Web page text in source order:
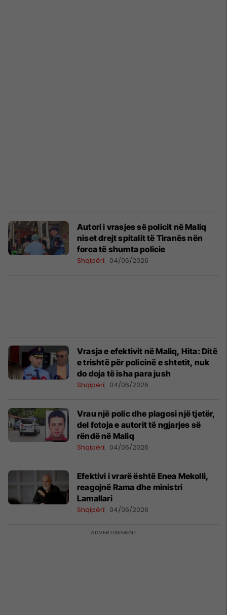
Autori i vrasjes së policit në Maliq
niset drejt spitalit të Tiranës nën
forca të shumta policie
Shqipëri 04/06/2026
Vrasja e efektivit në Maliq, Hita: Ditë
e trishtë për policinë e shtetit, nuk
do doja të isha para jush
Shqipëri 04/06/2026
Vrau një polic dhe plagosi një tjetër,
del fotoja e autorit të ngjarjes së
rëndë në Maliq
Shqipëri 04/06/2026
Efektivi i vrarë është Enea Mekolli,
reagojnë Rama dhe ministri
Lamallari
Shqipëri 04/06/2026